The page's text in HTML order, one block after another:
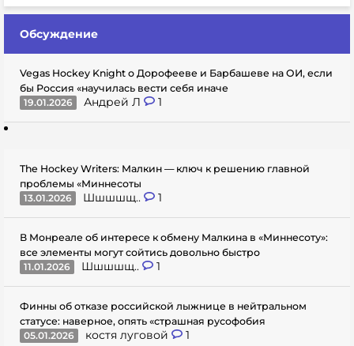
Обсуждение
Vegas Hockey Knight о Дорофееве и Барбашеве на ОИ, если
бы Россия «научилась вести себя иначе
19.01.2026
Андрей Л 1
The Hockey Writers: Малкин — ключ к решению главной
проблемы «Миннесоты
13.01.2026
Шшшшщ.. 1
В Монреале об интересе к обмену Малкина в «Миннесоту»:
все элементы могут сойтись довольно быстро
11.01.2026
Шшшшщ.. 1
Финны об отказе российской лыжнице в нейтральном
статусе: наверное, опять «страшная русофобия
05.01.2026
костя луговой 1